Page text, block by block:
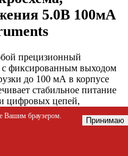
5.0В 100мА
прецизионный
с фиксированным выходом
до 100 мА в корпусе
стабильное питание
цифровых цепей,
и пульсаций от источника
компактного размещения
Вашим браузером.
Принимаю